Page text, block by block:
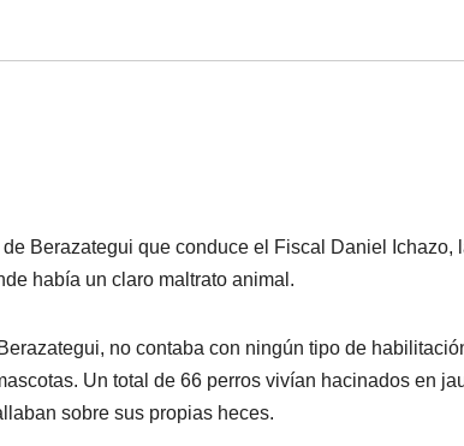
Berazategui que conduce el Fiscal Daniel Ichazo,
había un claro maltrato animal.
no contaba con ningún tipo de
Un total de 66 perros vivían hacinados en
sobre sus propias heces.